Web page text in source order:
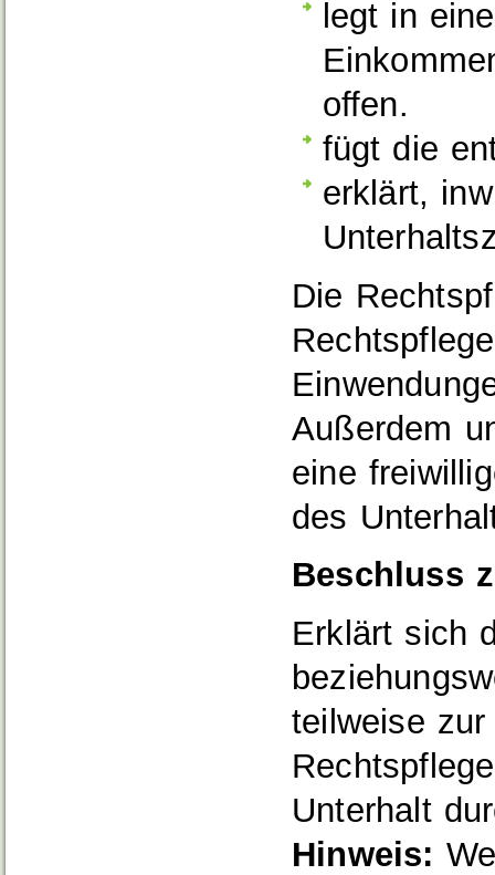
legt in
offen.
fügt die
erklärt,
Die
Außerdem
eine
des
Beschluss
Erklärt sich
teilweise
Unterhalt
Hinweis: